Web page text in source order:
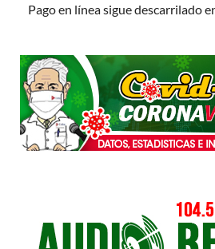
Pago en línea sigue descarrilado